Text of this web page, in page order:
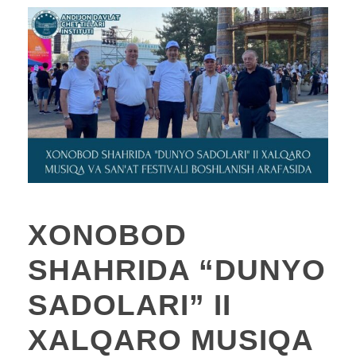
XONOBOD
SHAHRIDA “DUNYO
SADOLARI” II
XALQARO MUSIQA